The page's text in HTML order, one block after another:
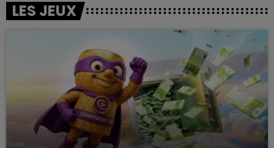
LES JEUX